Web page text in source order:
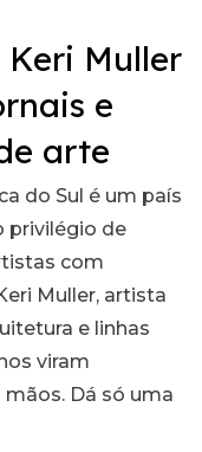
Muller
e
arte
do Sul é um país
privilégio de
com
Muller, artista
e linhas
viram
Dá só uma